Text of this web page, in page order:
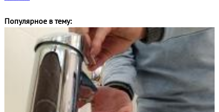
Популярное в тему: